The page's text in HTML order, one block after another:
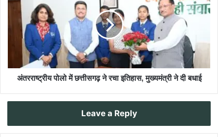
अंतरराष्ट्रीय पोलो में छत्तीसगढ़ ने रचा इतिहास, मुख्यमंत्री ने दी बधाई
Leave a Reply